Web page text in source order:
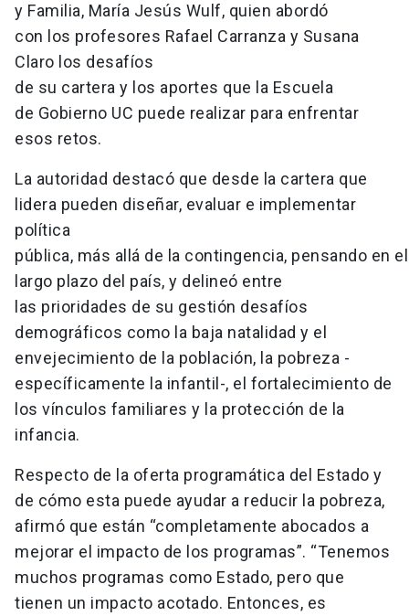
y Familia, María Jesús Wulf, quien abordó
con los profesores Rafael Carranza y Susana
Claro los desafíos
de su cartera y los aportes que la Escuela
de Gobierno UC puede realizar para enfrentar
esos retos.
La autoridad destacó que desde la cartera que
lidera pueden diseñar, evaluar e implementar
política
pública, más allá de la contingencia, pensando en
largo plazo del país, y delineó entre
las prioridades de su gestión desafíos
demográficos como la baja natalidad y el
envejecimiento de la población, la pobreza -
específicamente la infantil-, el fortalecimiento de
los vínculos familiares y la protección de la
infancia.
Respecto de la oferta programática del Estado y
de cómo esta puede ayudar a reducir la pobreza,
afirmó que están “completamente abocados a
mejorar el impacto de los programas”. “Tenemos
muchos programas como Estado, pero que
tienen un impacto acotado. Entonces, es